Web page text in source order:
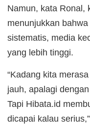
Namun, kata Ronal,
menunjukkan
sistematis, media
yang lebih tinggi.
“Kadang kita
jauh, apalagi
Tapi Hibata.id
dicapai kalau